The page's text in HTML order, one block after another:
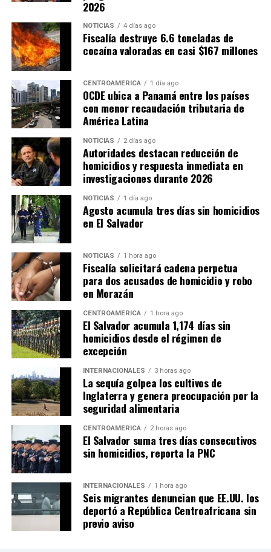
2026
NOTICIAS 4 días ago
Fiscalía destruye 6.6 toneladas de
cocaína valoradas en casi $167 millones
CENTROAMÉRICA 1 día ago
OCDE ubica a Panamá entre los países
con menor recaudación tributaria de
América Latina
NOTICIAS 2 días ago
Autoridades destacan reducción de
homicidios y respuesta inmediata en
investigaciones durante 2026
NOTICIAS 1 día ago
Agosto acumula tres días sin homicidios
en El Salvador
NOTICIAS 1 hora ago
Fiscalía solicitará cadena perpetua
para dos acusados de homicidio y robo
en Morazán
CENTROAMÉRICA 1 hora ago
El Salvador acumula 1,174 días sin
homicidios desde el régimen de
excepción
INTERNACIONALES 3 horas ago
La sequía golpea los cultivos de
Inglaterra y genera preocupación por la
seguridad alimentaria
CENTROAMÉRICA 2 horas ago
El Salvador suma tres días consecutivos
sin homicidios, reporta la PNC
INTERNACIONALES 1 hora ago
Seis migrantes denuncian que EE.UU. los
deportó a República Centroafricana sin
previo aviso